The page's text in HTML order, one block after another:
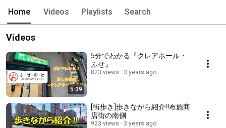
Home Videos Playlists Search
Videos
5:39
5分でわかる『クレアホール・
ふせ』
823 views 3 years ago
[街歩き]歩きながら紹介‼布施商
店街の南側
923 views 3 years ago